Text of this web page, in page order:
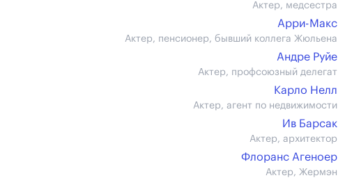
Актер, медсестра
Арри-Макс
Актер, пенсионер, бывший коллега Жюльена
Андре Руйе
Актер, профсоюзный делегат
Карло Нелл
Актер, агент по недвижимости
Ив Барсак
Актер, архитектор
Флоранс Агеноер
Актер, Жермэн